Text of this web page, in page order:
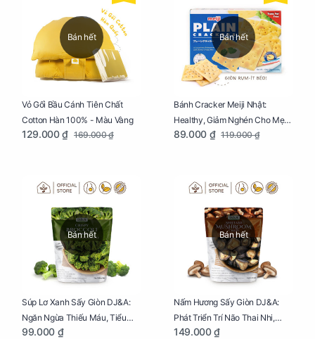
Bán hết
Vỏ Gối Bầu Cánh Tiên Chất
Cotton Hàn 100% - Màu Vàng
129.000 ₫ 169.000 ₫
Bán hết
Bánh Cracker Meiji Nhật:
Healthy, Giảm Nghén Cho Mẹ
Bầu Hộp 104g
89.000 ₫ 119.000 ₫
Bán hết
Súp Lơ Xanh Sấy Giòn DJ&A:
Ngăn Ngừa Thiếu Máu, Tiểu
Đường, Dị Tật Thai Nhi Túi 25g
99.000 ₫
Bán hết
Nấm Hương Sấy Giòn DJ&A:
Phát Triển Trí Não Thai Nhi,
Giảm Mệt Mỏi Cho Mẹ Bầu Túi
149.000 ₫